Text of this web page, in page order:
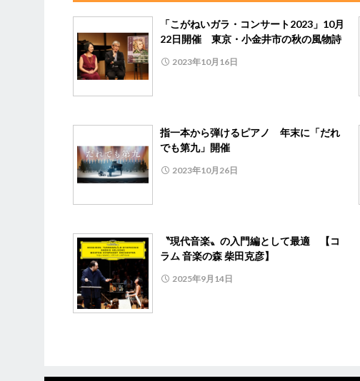
「こがねいガラ・コンサート2023」10月
22日開催 東京・小金井市の秋の風物詩
2023年10月16日
指一本から弾けるピアノ 年末に「だれ
でも第九」開催
2023年10月26日
〝現代音楽〟の入門編として最適 【コ
ラム 音楽の森 柴田克彦】
2025年9月14日